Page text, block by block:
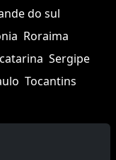
do sul
Roraima
Sergipe
Tocantins